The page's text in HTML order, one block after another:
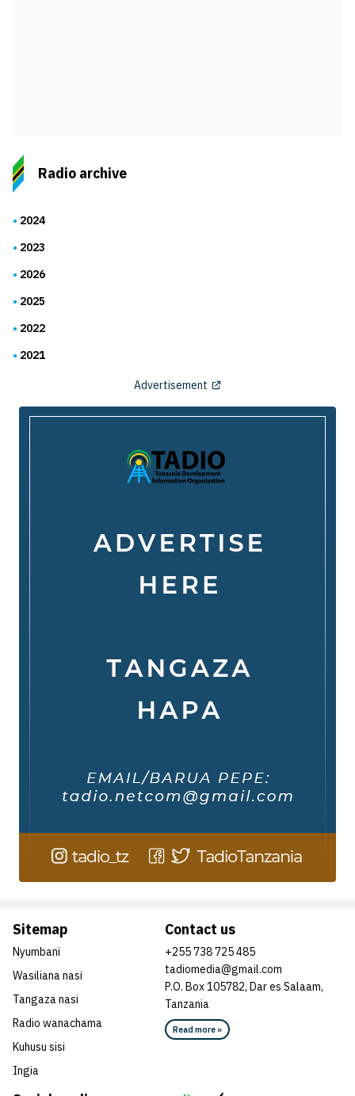
Radio archive
2024
2023
2026
2025
2022
2021
Advertisement
Sitemap
Nyumbani
Wasiliana nasi
Tangaza nasi
Radio wanachama
Kuhusu sisi
Ingia
Contact us
+255 738 725 485
tadiomedia@gmail.com
P.O. Box 105782, Dar es Salaam,
Tanzania
Read more »